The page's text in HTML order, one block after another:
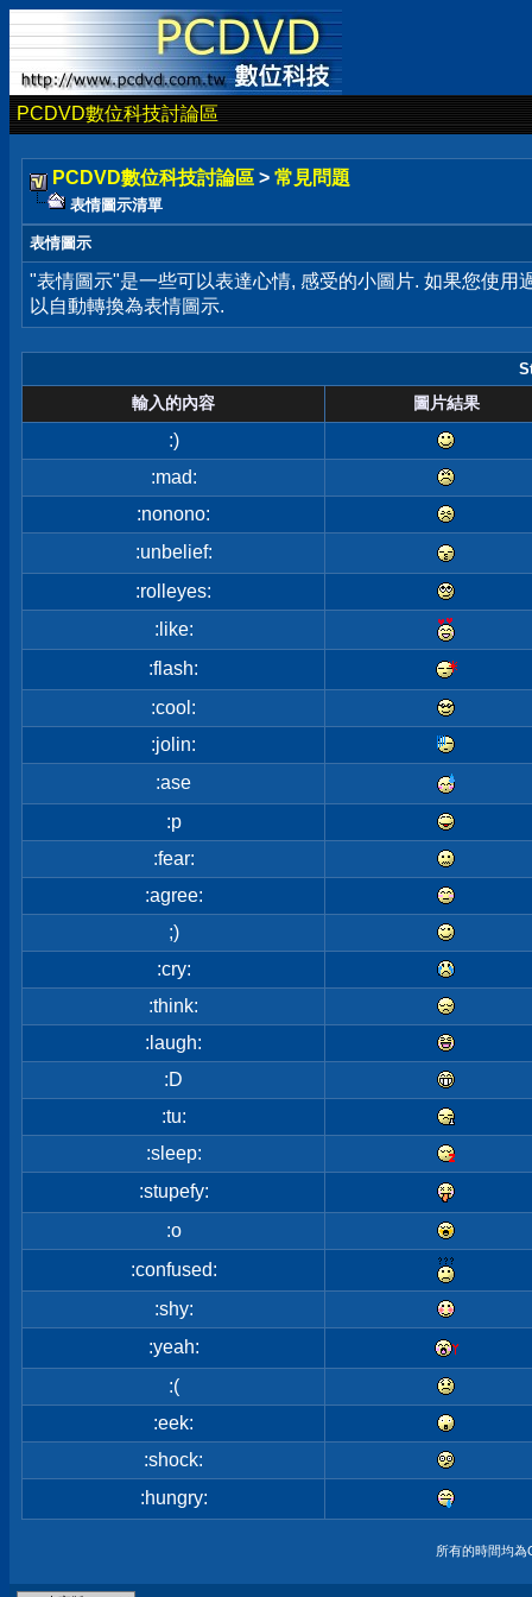
PCDVD數位科技討論區
PCDVD數位科技討論區 > 常見問題
表情圖示清單
表情圖示
"表情圖示"是一些可以表達心情, 感受的小圖片. 如果您使
以自動轉換為表情圖示.
輸入的內容 圖片結果
:)
:mad:
:nonono:
:unbelief:
:rolleyes:
:like:
:flash:
:cool:
:jolin:
:ase
:p
:fear:
:agree:
;)
:cry:
:think:
:laugh:
:D
:tu:
:sleep:
:stupefy:
:o
:confused:
:shy:
:yeah:
:(
:eek:
:shock:
:hungry:
所有的時間均為